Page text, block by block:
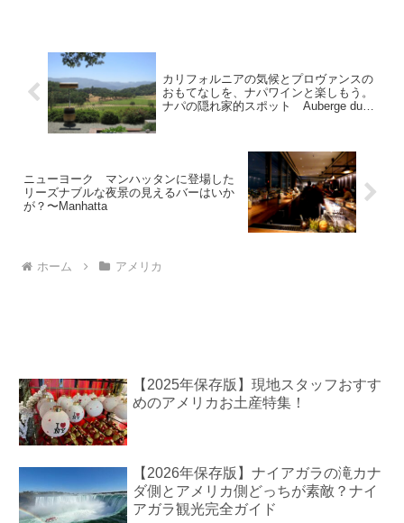
カリフォルニアの気候とプロヴァンスの
おもてなしを、ナパワインと楽しもう。
ナパの隠れ家的スポット Auberge du
ニューヨーク マンハッタンに登場した
リーズナブルな夜景の見えるバーはいか
が？〜Manhatta
ホーム アメリカ
【2025年保存版】現地スタッフおすす
めのアメリカお土産特集！
【2026年保存版】ナイアガラの滝カナ
ダ側とアメリカ側どっちが素敵？ナイ
アガラ観光完全ガイド